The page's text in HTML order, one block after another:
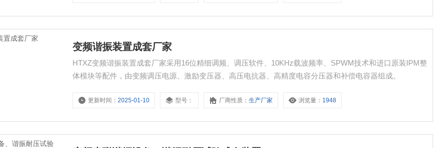
变频谐振装置成套厂家
HTXZ变频谐振装置成套厂家采用16位精细调频、调压软件、10KHz载波频率、SPWM技术和进口原装IPM整
体模块等配件，由变频调压电源、激励变压器、高压电抗器、高精度电容分压器和补偿电容器组成。
更新时间：2025-01-10 型号： 厂商性质：生产厂家 浏览量： 1948